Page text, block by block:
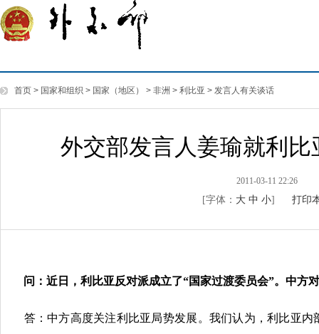
首页 > 国家和组织 > 国家（地区） > 非洲 > 利比亚 > 发言人有关谈话
外交部发言人姜瑜就利
2011-03-11 22:26
[字体： 大 中 小] 打印
问：近日，利比亚反对派成立了“国家过渡委员会”。中方
答：中方高度关注利比亚局势发展。我们认为，利比亚内